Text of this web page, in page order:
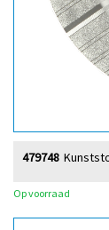
479748
Op voorraad